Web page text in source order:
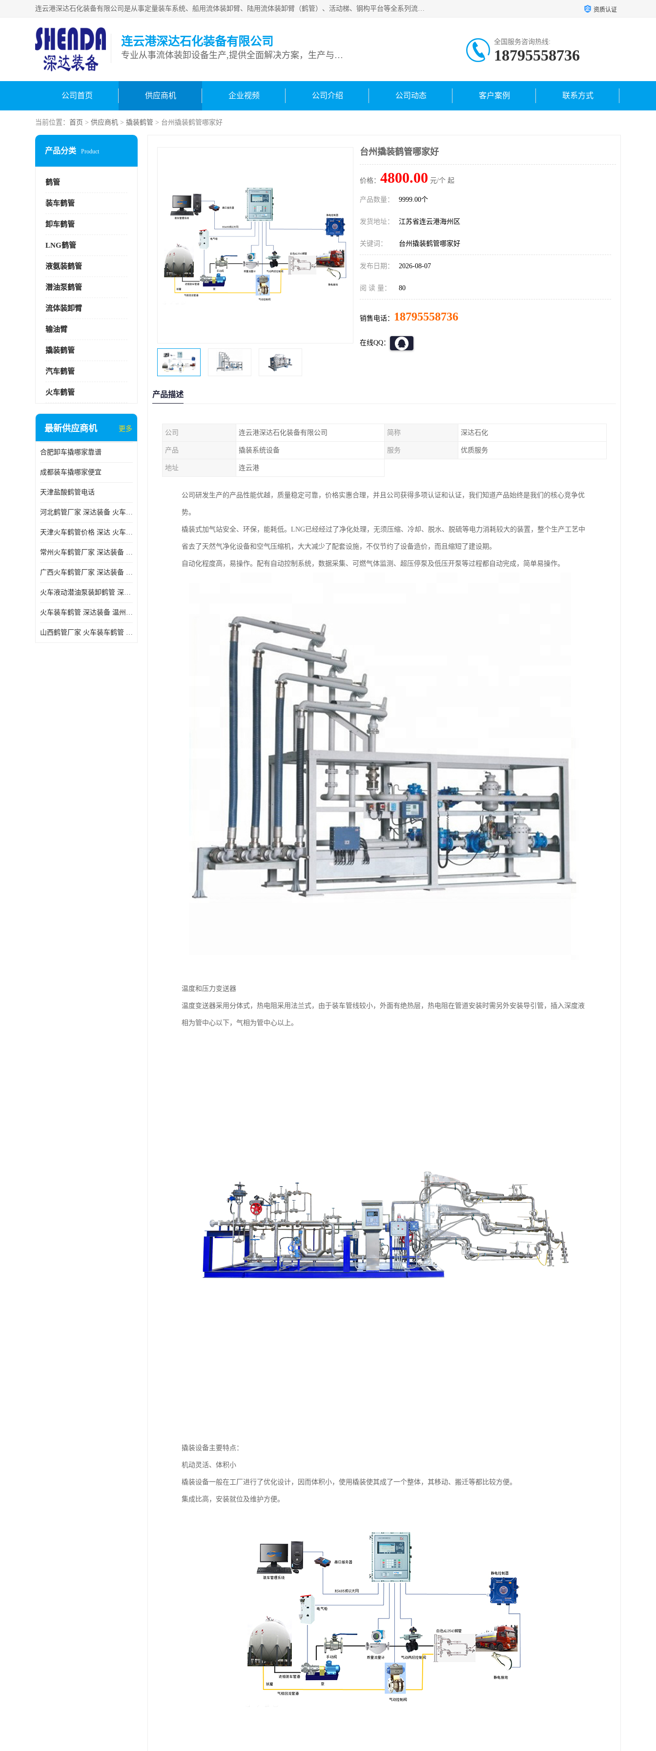
连云港深达石化装备有限公司是从事定量装车系统、船用流体装卸臂、陆用流体装卸臂（鹤管）、活动梯、钢构平台等全系列流体装卸设备的设计、制造、销售以及服务的专业供应商。公司始终以客户为中心，密切跟踪国内外油气储运及装卸设备先进技术的发展，以先进的技术、优质的产品、一流的服务，满足客户需求。 资质认证
连云港深达石化装备有限公司
专业从事流体装卸设备生产,提供全面解决方案，生产与定制服务
全国服务咨询热线:
18795558736
公司首页 供应商机 企业视频 公司介绍 公司动态 客户案例 联系方式
当前位置： 首页 > 供应商机 > 撬装鹤管 > 台州撬装鹤管哪家好
产品分类 Product
鹤管
装车鹤管
卸车鹤管
LNG鹤管
液氨装鹤管
潜油泵鹤管
流体装卸臂
输油臂
撬装鹤管
汽车鹤管
火车鹤管
最新供应商机 更多
合肥卸车撬哪家靠谱
成都装车撬哪家便宜
天津盐酸鹤管电话
河北鹤管厂家 深达装备 火车液动潜油泵装卸鹤管
天津火车鹤管价格 深达 火车鹤管系列
常州火车鹤管厂家 深达装备 火车鹤管系列
广西火车鹤管厂家 深达装备 火车鹤管系列
火车液动潜油泵装卸鹤管 深达装备 安徽火车鹤管厂家
火车装车鹤管 深达装备 温州鹤管价格
山西鹤管厂家 火车装车鹤管 深达
台州撬装鹤管哪家好
价格： 4800.00 元/个 起
产品数量： 9999.00个
发货地址： 江苏省连云港海州区
关键词： 台州撬装鹤管哪家好
发布日期： 2026-08-07
阅 读 量： 80
销售电话： 18795558736
在线QQ：
产品描述
公司 连云港深达石化装备有限公司 简称 深达石化
产品 撬装系统设备 服务 优质服务
地址 连云港
公司研发生产的产品性能优越，质量稳定可靠，价格实惠合理，并且公司获得多项认证和认证，我们知道产品始终是我们的核心竞争优
势。
橇装式加气站安全、环保，能耗低。LNG已经经过了净化处理，无须压缩、冷却、脱水、脱硫等电力消耗较大的装置，整个生产工艺中
省去了天然气净化设备和空气压缩机，大大减少了配套设施，不仅节约了设备造价，而且缩短了建设期。
自动化程度高，易操作。配有自动控制系统，数据采集、可燃气体监测、超压停泵及低压开泵等过程都自动完成，简单易操作。
温度和压力变送器
温度变送器采用分体式，热电阻采用法兰式，由于装车管线较小，外面有绝热层，热电阻在管道安装时需另外安装导引管，插入深度液
相为管中心以下，气相为管中心以上。
撬装设备主要特点：
机动灵活、体积小
橇装设备一般在工厂进行了优化设计，因而体积小，使用橇装使其成了一个整体，其移动、搬迁等都比较方便。
集成比高，安装就位及维护方便。